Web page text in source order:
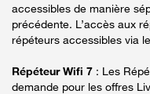
accessibles de manière
précédente. L’accès aux
répéteurs accessibles via
Répéteur Wifi 7 : Les
demande pour les offres